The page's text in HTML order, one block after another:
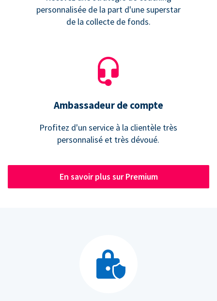
personnalisée de la part d'une superstar
de la collecte de fonds.
Ambassadeur de compte
Profitez d'un service à la clientèle très
personnalisé et très dévoué.
En savoir plus sur Premium